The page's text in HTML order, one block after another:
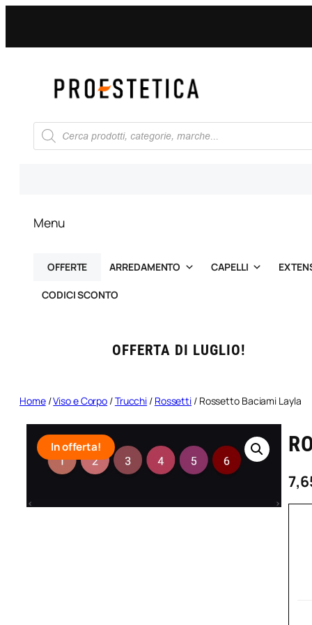
contenuto
Ricerca
prodotti
Menu
OFFERTE ARREDAMENTO CAPELLI
CODICI SCONTO
OFFERTA DI LUGLIO!
Home/Viso e Corpo /Trucchi / Rossetti / Rossetto Baciami Layla
In offerta!